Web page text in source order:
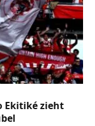
Ekitiké zieht